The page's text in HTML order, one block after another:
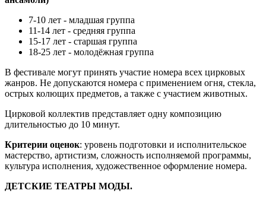
7-10 лет - младшая группа
11-14 лет - средняя группа
15-17 лет - старшая группа
18-25 лет - молодёжная группа
В фестивале могут принять участие номера всех цирковых
жанров. Не допускаются номера с применением огня, стекла,
острых колющих предметов, а также с участием животных.
Цирковой коллектив представляет одну композицию
длительностью до 10 минут.
Критерии оценок: уровень подготовки и исполнительское
мастерство, артистизм, сложность исполняемой программы,
культура исполнения, художественное оформление номера.
ДЕТСКИЕ ТЕАТРЫ МОДЫ.